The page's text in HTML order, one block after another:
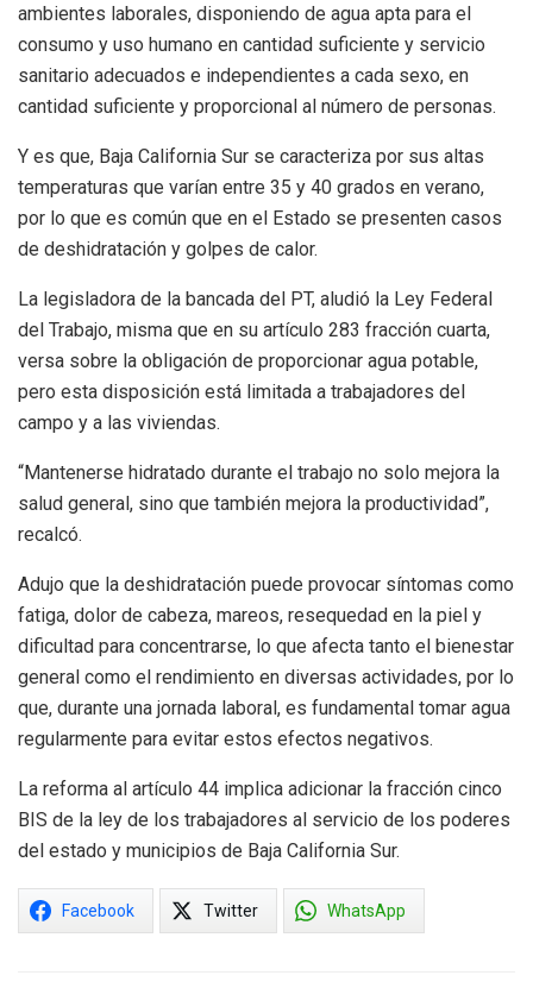
ambientes laborales, disponiendo de agua apta para el
consumo y uso humano en cantidad suficiente y servicio
sanitario adecuados e independientes a cada sexo, en
cantidad suficiente y proporcional al número de personas.
Y es que, Baja California Sur se caracteriza por sus altas
temperaturas que varían entre 35 y 40 grados en verano,
por lo que es común que en el Estado se presenten casos
de deshidratación y golpes de calor.
La legisladora de la bancada del PT, aludió la Ley Federal
del Trabajo, misma que en su artículo 283 fracción cuarta,
versa sobre la obligación de proporcionar agua potable,
pero esta disposición está limitada a trabajadores del
campo y a las viviendas.
“Mantenerse hidratado durante el trabajo no solo mejora la
salud general, sino que también mejora la productividad”,
recalcó.
Adujo que la deshidratación puede provocar síntomas como
fatiga, dolor de cabeza, mareos, resequedad en la piel y
dificultad para concentrarse, lo que afecta tanto el bienestar
general como el rendimiento en diversas actividades, por lo
que, durante una jornada laboral, es fundamental tomar agua
regularmente para evitar estos efectos negativos.
La reforma al artículo 44 implica adicionar la fracción cinco
BIS de la ley de los trabajadores al servicio de los poderes
del estado y municipios de Baja California Sur.
Facebook Twitter WhatsApp